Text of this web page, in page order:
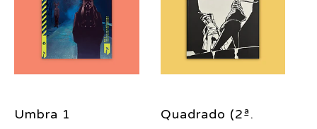
Umbra 1
Quadrado (2ª.